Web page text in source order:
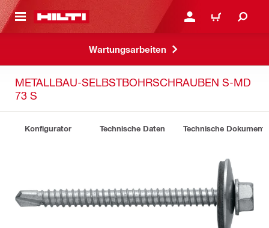
ANMELDEN ODER
WARENKORB
Wartungsarbeiten
METALLBAU-SELBSTBOHRSCHRAUBEN S-MD
73 S
Konfigurator Technische Daten Technische Dokumente